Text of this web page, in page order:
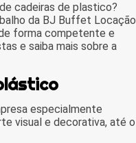
cadeiras de plastico?
da BJ Buffet Locação
forma competente e
e saiba mais sobre a
especialmente
visual e decorativa, até o